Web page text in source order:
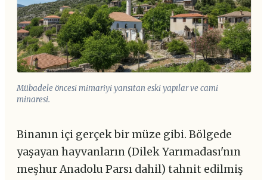
Mübadele öncesi mimariyi yansıtan eski yapılar ve cami
minaresi.
Binanın içi gerçek bir müze gibi. Bölgede
yaşayan hayvanların (Dilek Yarımadası'nın
meşhur Anadolu Parsı dahil) tahnit edilmiş